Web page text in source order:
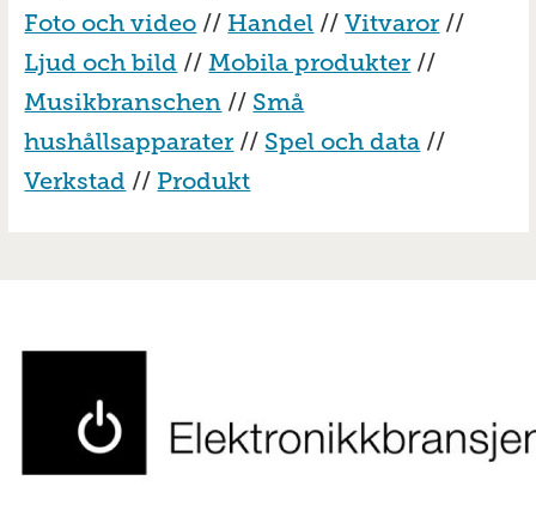
Foto och video // Handel //Vitvaror //
Ljud och bild //Mobila produkter //
Musikbranschen // Små
hushållsapparater // Spel och data //
Verkstad // Produkt